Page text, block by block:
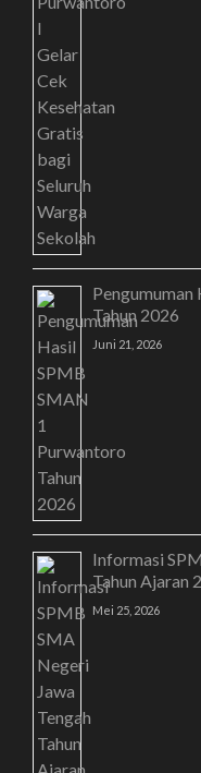
Tahun 2026
Juni 21, 2026
Informasi
Tahun Ajaran
Mei 25, 2026